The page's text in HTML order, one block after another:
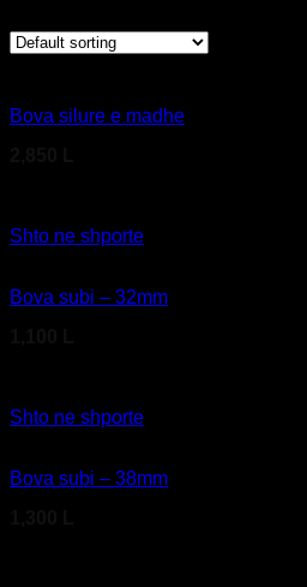
Bova silure e madhe
Shto ne shporte
Bova subi – 32mm
Shto ne shporte
Bova subi – 38mm